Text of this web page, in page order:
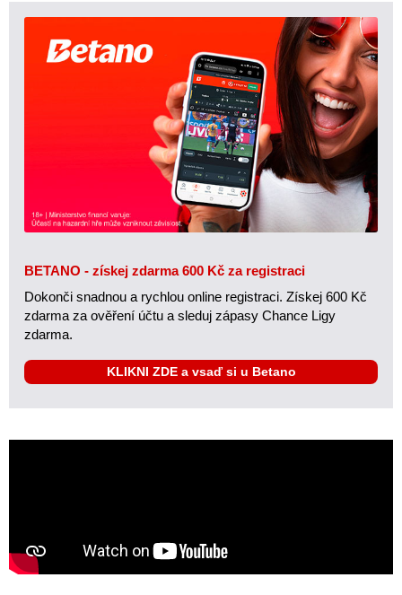
BETANO - získej zdarma 600 Kč za registraci
Dokonči snadnou a rychlou online registraci. Získej 600 Kč
zdarma za ověření účtu a sleduj zápasy Chance Ligy
zdarma.
KLIKNI ZDE a vsaď si u Betano